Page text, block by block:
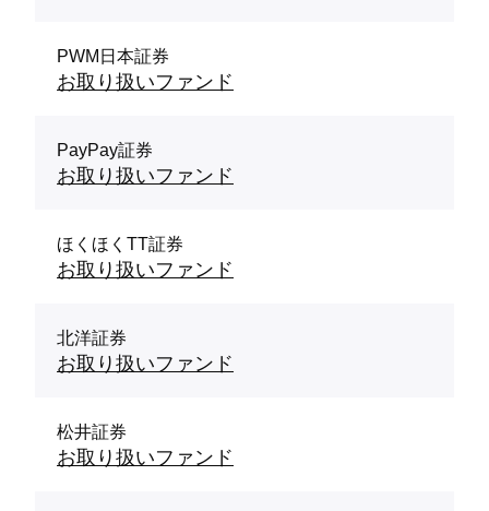
PWM日本証券
お取り扱いファンド
PayPay証券
お取り扱いファンド
ほくほくTT証券
お取り扱いファンド
北洋証券
お取り扱いファンド
松井証券
お取り扱いファンド